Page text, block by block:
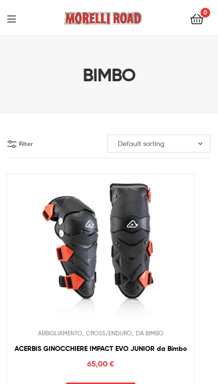
0
BIMBO
Filter
ABBIGLIAMENTO CROSS/ENDURO DA BIMBO
ACERBIS GINOCCHIERE IMPACT EVO JUNIOR da Bimbo
65,00 €